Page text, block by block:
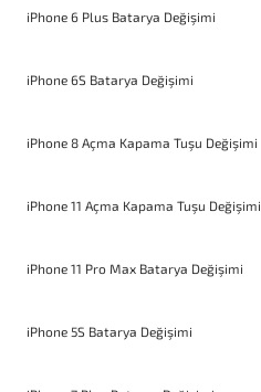
iPhone 6 Plus Batarya Değişimi
iPhone 6S Batarya Değişimi
iPhone 8 Açma Kapama Tuşu Değişimi
iPhone 11 Açma Kapama Tuşu Değişimi
iPhone 11 Pro Max Batarya Değişimi
iPhone 5S Batarya Değişimi